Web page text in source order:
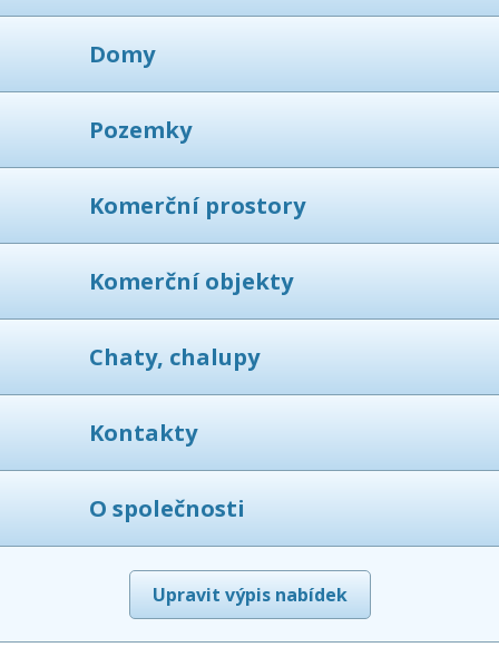
Domy
Pozemky
Komerční prostory
Komerční objekty
Chaty, chalupy
Kontakty
O společnosti
Upravit výpis nabídek